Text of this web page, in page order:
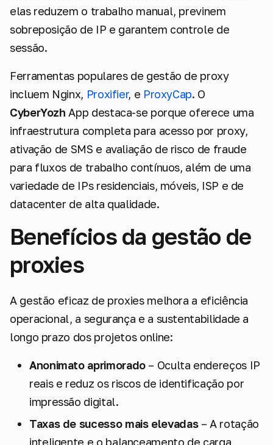
elas reduzem o trabalho manual, previnem
sobreposição de IP e garantem controle de
sessão.
Ferramentas populares de gestão de proxy
incluem Nginx, Proxifier, e ProxyCap. O
CyberYozh App destaca-se porque oferece uma
infraestrutura completa para acesso por proxy,
ativação de SMS e avaliação de risco de fraude
para fluxos de trabalho contínuos, além de uma
variedade de IPs residenciais, móveis, ISP e de
datacenter de alta qualidade.
Benefícios da gestão de
proxies
A gestão eficaz de proxies melhora a eficiência
operacional, a segurança e a sustentabilidade a
longo prazo dos projetos online:
Anonimato aprimorado– Oculta endereços IP
reais e reduz os riscos de identificação por
impressão digital.
Taxas de sucesso mais elevadas– A rotação
inteligente e o balanceamento de carga